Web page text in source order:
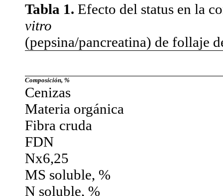
Tabla 1. Efecto del status en la
vitro
(pepsina/pancreatina) de follaje
Composición, %
Cenizas
Materia orgánica
Fibra cruda
FDN
Nx6,25
MS soluble, %
N soluble, %